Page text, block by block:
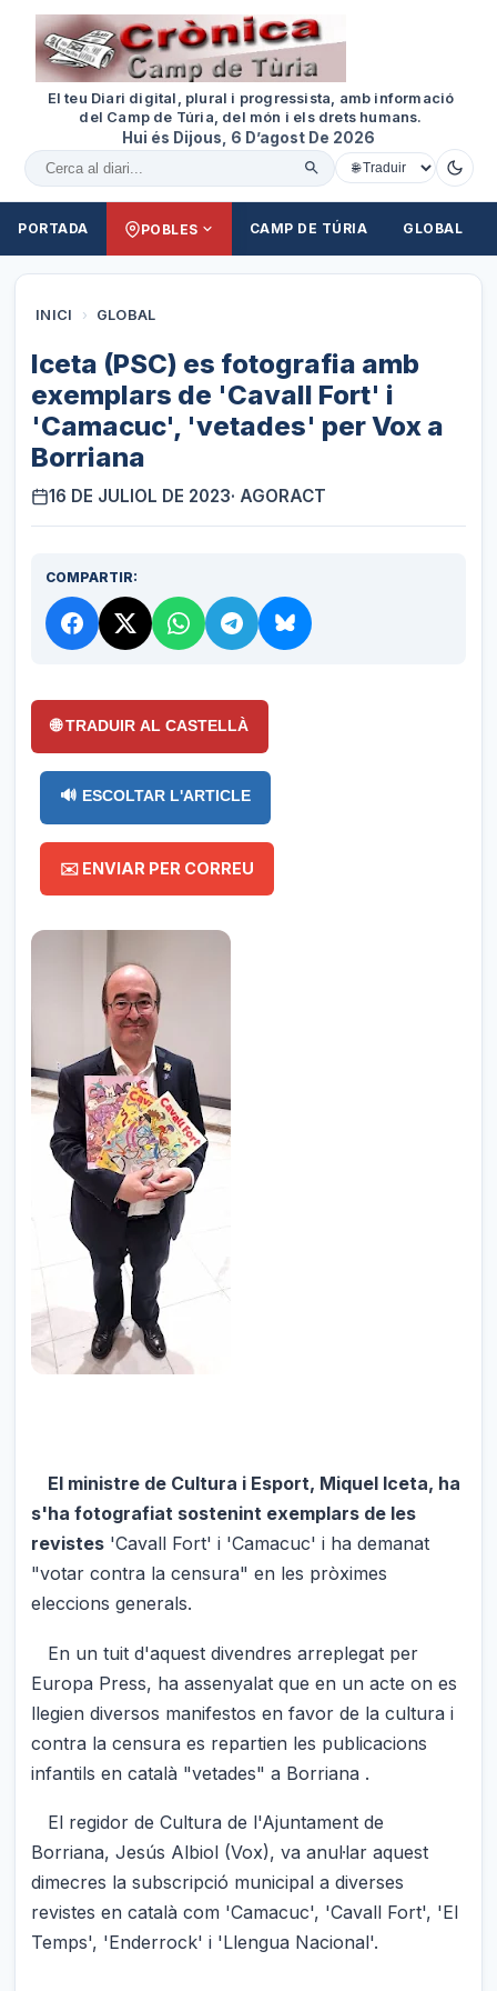
El teu Diari digital, plural i progressista, amb informació
del Camp de Túria, del món i els drets humans.
Hui és Dijous, 6 D’agost De 2026
Cercar al diari
PORTADA POBLES CAMP DE TÚRIA GLOBAL
INICI › GLOBAL
Iceta (PSC) es fotografia amb
exemplars de 'Cavall Fort' i
'Camacuc', 'vetades' per Vox a
Borriana
16 DE JULIOL DE 2023· AGORACT
COMPARTIR:
🌐 TRADUIR AL CASTELLÀ
🔊 ESCOLTAR L'ARTICLE
✉️ ENVIAR PER CORREU
El ministre de Cultura i Esport, Miquel Iceta, ha
s'ha fotografiat sostenint exemplars de les
revistes 'Cavall Fort' i 'Camacuc' i ha demanat
"votar contra la censura" en les pròximes
eleccions generals.
En un tuit d'aquest divendres arreplegat per
Europa Press, ha assenyalat que en un acte on es
llegien diversos manifestos en favor de la cultura i
contra la censura es repartien les publicacions
infantils en català "vetades" a Borriana .
El regidor de Cultura de l'Ajuntament de
Borriana, Jesús Albiol (Vox), va anul·lar aquest
dimecres la subscripció municipal a diverses
revistes en català com 'Camacuc', 'Cavall Fort', 'El
Temps', 'Enderrock' i 'Llengua Nacional'.